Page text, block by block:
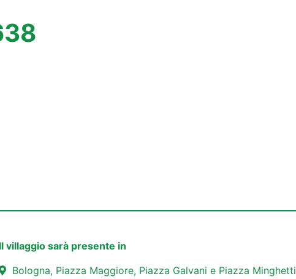
Il villaggio sarà presente in
Bologna, Piazza Maggiore, Piazza Galvani e Piazza Minghetti